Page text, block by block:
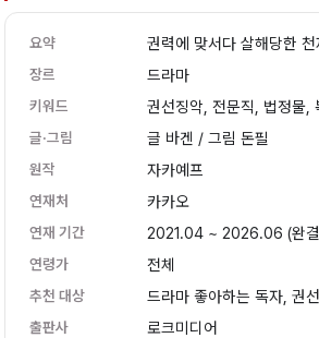
요약 권력에 맞서다 살해당한
장르 드라마
키워드 권선징악, 전문직, 법정물,
글·그림 글 바겐 / 그림 돈필
원작 자카예프
연재처 카카오
연재 기간 2021.04 ~ 2026.06 (완
연령가 전체
추천 대상 드라마 좋아하는 독자, 권
출판사 로크미디어